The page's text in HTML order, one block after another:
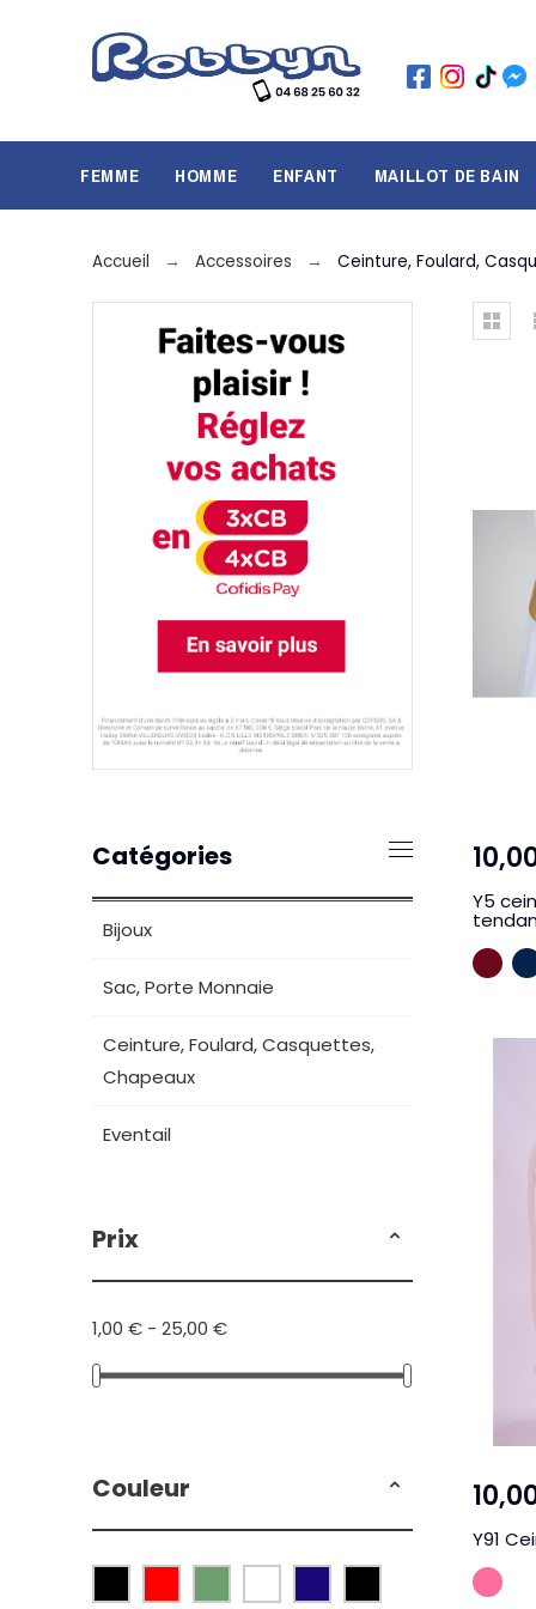
FEMME HOMME ENFANT MAILLOT DE BAIN
Accueil Accessoires Ceinture, Foulard,
Catégories
Bijoux
Sac, Porte Monnaie
Ceinture, Foulard, Casquettes,
Chapeaux
Eventail
Prix
1,00 € - 25,00 €
Couleur
Y5
Y91